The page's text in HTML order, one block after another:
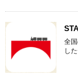
全
し